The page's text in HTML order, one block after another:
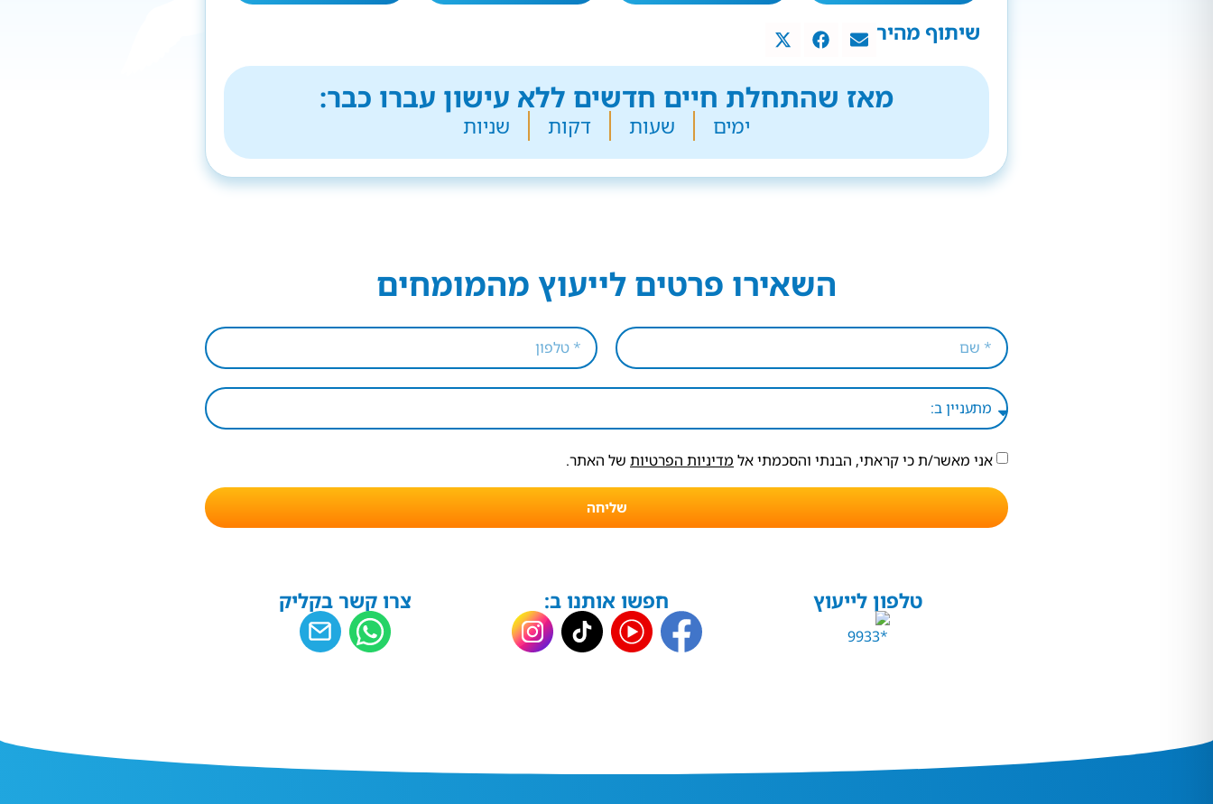
שיתוף מהיר
מאז שהתחלת חיים חדשים ללא עישון עברו כבר:
ימים שעות דקות שניות
השאירו פרטים לייעוץ מהמומחים
אני מאשר/ת כי קראתי, הבנתי והסכמתי אל מדיניות הפרטיות של האתר.
שליחה
טלפון לייעוץ חפשו אותנו ב: צרו קשר בקליק